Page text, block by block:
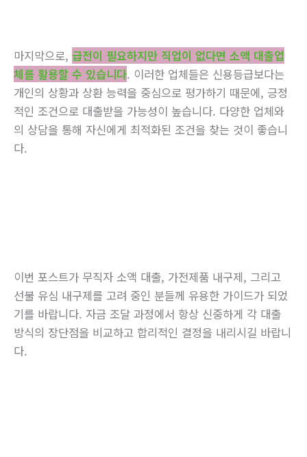
마지막으로, 급전이 필요하지만 직업이 없다면 소액 대출업
체를 활용할 수 있습니다. 이러한 업체들은 신용등급보다는
개인의 상황과 상환 능력을 중심으로 평가하기 때문에, 긍정
적인 조건으로 대출받을 가능성이 높습니다. 다양한 업체와
의 상담을 통해 자신에게 최적화된 조건을 찾는 것이 좋습니
다.
이번 포스트가 무직자 소액 대출, 가전제품 내구제, 그리고
선불 유심 내구제를 고려 중인 분들께 유용한 가이드가 되었
기를 바랍니다. 자금 조달 과정에서 항상 신중하게 각 대출
방식의 장단점을 비교하고 합리적인 결정을 내리시길 바랍니
다.